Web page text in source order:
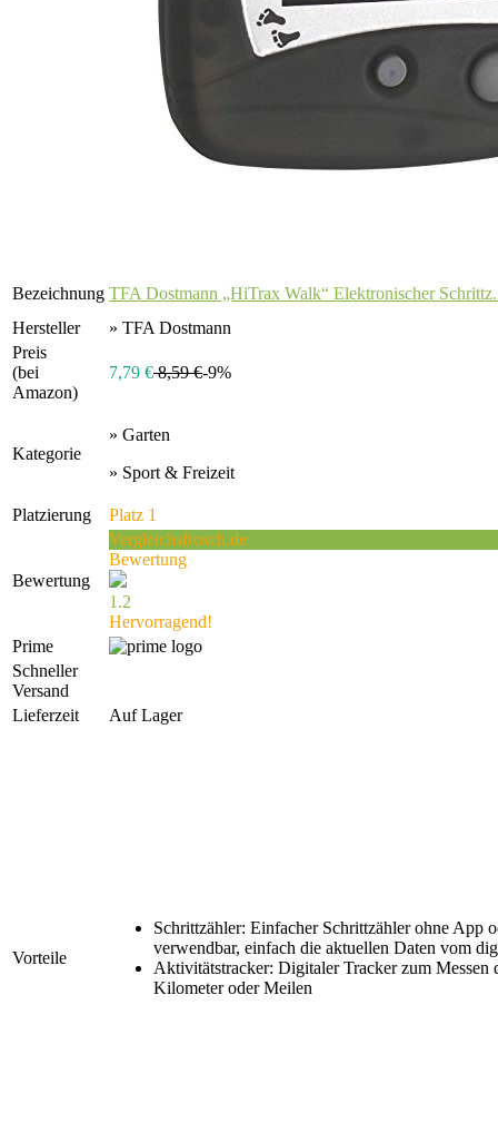
Bezeichnung TFA Dostmann „HiTrax Walk“ Elektronischer
Hersteller
» TFA Dostmann
Preis
(bei
Amazon)
7,79 €8,59 €-9%
Kategorie
» Garten
» Sport & Freizeit
Platzierung Platz 1
Bewertung
Vergleichsfrosch.de
Bewertung
1.2
Hervorragend!
Prime
Schneller
Versand
Lieferzeit
Auf Lager
Vorteile
Schrittzähler: Einfacher Schrittzähler ohne App
verwendbar, einfach die aktuellen Daten vom
Aktivitätstracker: Digitaler Tracker zum Messen
Kilometer oder Meilen